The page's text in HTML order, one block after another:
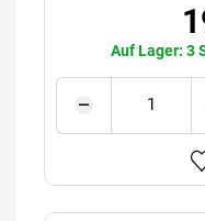
Auf Lager: 3